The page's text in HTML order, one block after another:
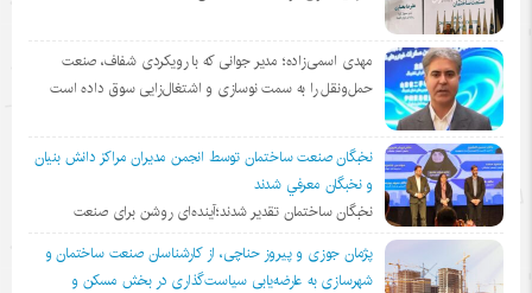
مهدی اسمی‌زاده؛ مدیر جوانی که با رویکردی شفاف، صنعت
حمل‌ونقل را به سمت نوسازی و اشتغال‌زایی سوق داده است
نخبگان صنعت ساختمان توسط انجمن مديران مراكز دانش بنيان
و نخبگان معرفي شدند
نخبگان ساختمان تقدیر شدند؛آینده‌ای روشن برای صنعت
پژمان جوزی و پیروز حناچی، از کارشناسان صنعت ساختمان و
شهرسازی به عارضه‌یابی سیاست‌گذاری در بخش مسکن و